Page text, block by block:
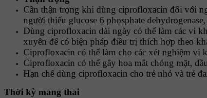
Cần thận trọng khi dùng ciprofloxacin đối với
người thiếu glucose 6 phosphate
Dùng ciprofloxacin dài ngày có thể làm các vi
xuyên để có biện pháp điều trị thích hợp theo
Ciprofloxacin có thể làm cho các xét nghiệm vi
Ciprofloxacin có thể gây hoa mắt chóng mặt,
Hạn chế dùng ciprofloxacin cho trẻ nhỏ và trẻ
Thời kỳ mang thai